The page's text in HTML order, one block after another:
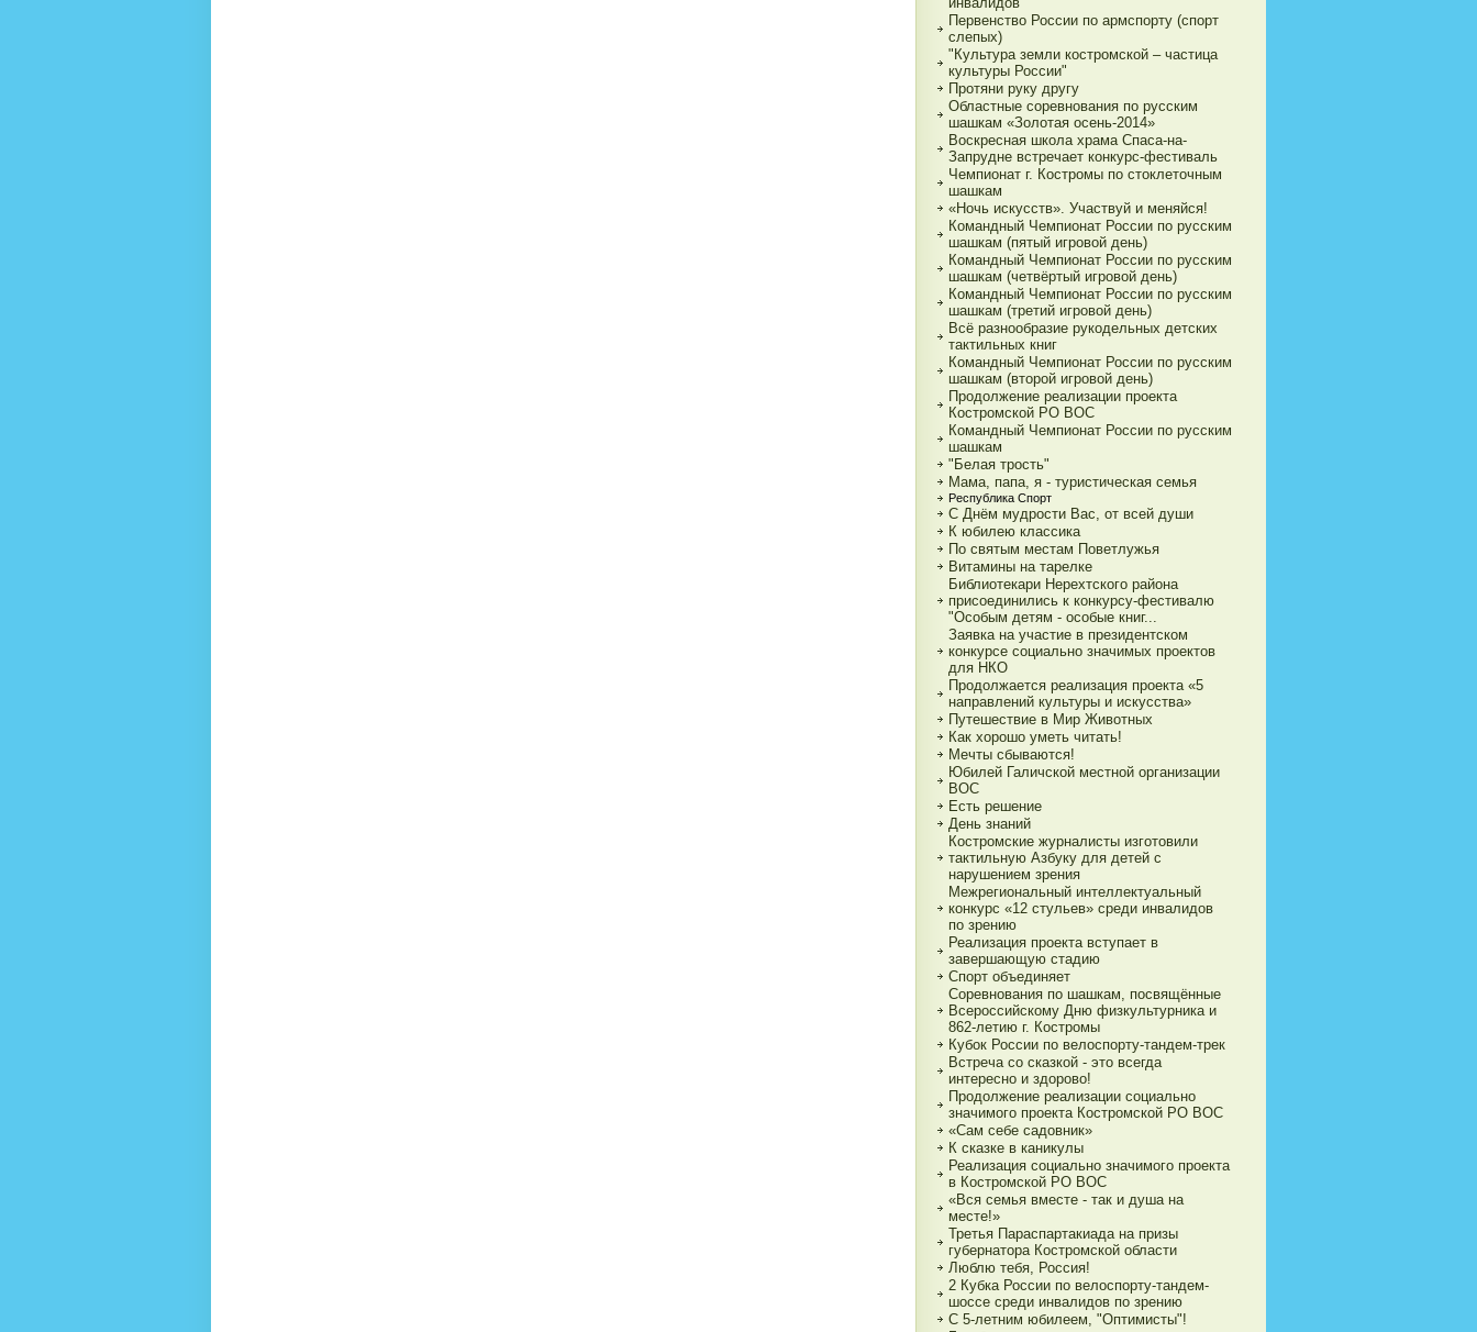
Первенство России по армспорту (спорт
слепых)
"Культура земли костромской – частица
культуры России"
Протяни руку другу
Областные соревнования по русским
шашкам «Золотая осень-2014»
Воскресная школа храма Спаса-на-
Запрудне встречает конкурс-фестиваль
Чемпионат г. Костромы по стоклеточным
шашкам
«Ночь искусств». Участвуй и меняйся!
Командный Чемпионат России по русским
шашкам (пятый игровой день)
Командный Чемпионат России по русским
шашкам (четвёртый игровой день)
Командный Чемпионат России по русским
шашкам (третий игровой день)
Всё разнообразие рукодельных детских
тактильных книг
Командный Чемпионат России по русским
шашкам (второй игровой день)
Продолжение реализации проекта
Костромской РО ВОС
Командный Чемпионат России по русским
шашкам
"Белая трость"
Мама, папа, я - туристическая семья
Республика Спорт
С Днём мудрости Вас, от всей души
К юбилею классика
По святым местам Поветлужья
Витамины на тарелке
Библиотекари Нерехтского района
присоединились к конкурсу-фестивалю
"Особым детям - особые книг...
Заявка на участие в президентском
конкурсе социально значимых проектов
для НКО
Продолжается реализация проекта «5
направлений культуры и искусства»
Путешествие в Мир Животных
Как хорошо уметь читать!
Мечты сбываются!
Юбилей Галичской местной организации
ВОС
Есть решение
День знаний
Костромские журналисты изготовили
тактильную Азбуку для детей с
нарушением зрения
Межрегиональный интеллектуальный
конкурс «12 стульев» среди инвалидов
по зрению
Реализация проекта вступает в
завершающую стадию
Спорт объединяет
Соревнования по шашкам, посвящённые
Всероссийскому Дню физкультурника и
862-летию г. Костромы
Кубок России по велоспорту-тандем-трек
Встреча со сказкой - это всегда
интересно и здорово!
Продолжение реализации социально
значимого проекта Костромской РО ВОС
«Сам себе садовник»
К сказке в каникулы
Реализация социально значимого проекта
в Костромской РО ВОС
«Вся семья вместе - так и душа на
месте!»
Третья Параспартакиада на призы
губернатора Костромской области
Люблю тебя, Россия!
2 Кубка России по велоспорту-тандем-
шоссе среди инвалидов по зрению
С 5-летним юбилеем, "Оптимисты"!